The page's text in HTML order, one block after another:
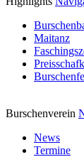
Maitanz
Burschenverein
News
Termine